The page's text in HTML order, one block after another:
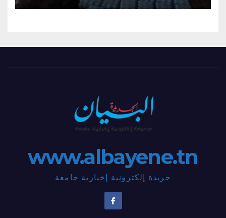
www.albayene.tn
جريدة إلكترونية إخبارية جامعة